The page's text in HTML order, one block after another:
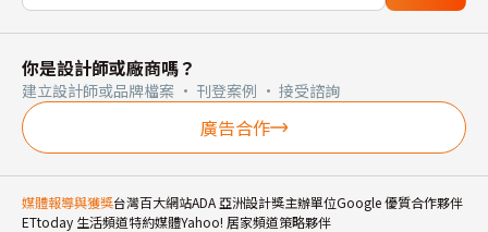
你是設計師或廠商嗎？
建立設計師或品牌檔案 · 刊登案例 · 接受諮詢
廣告合作
媒體報導與獲獎台灣百大網站ADA 亞洲設計獎主辦單位Google 優質合作夥伴
ETtoday 生活頻道特約媒體Yahoo! 居家頻道策略夥伴